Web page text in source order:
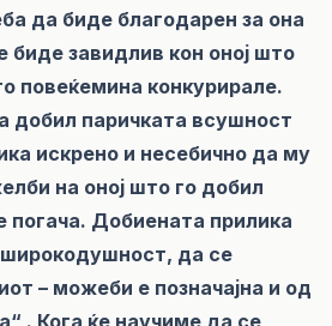
да биде благодарен за она
биде завидлив кон оној што
повеќемина конкурирале.
добил паричката всушност
искрено и несебично да му
на оној што го добил
погача. Добиената прилика
да се
– можеби е позначајна и од
. Кога ќе научиме да се